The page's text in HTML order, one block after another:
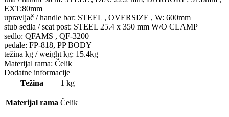
EXT:80mm
upravljač / handle bar: STEEL , OVERSIZE , W: 600mm
stub sedla / seat post: STEEL 25.4 x 350 mm W/O CLAMP
sedlo: QFAMS , QF-3200
pedale: FP-818, PP BODY
težina kg / weight kg: 15.4kg
Materijal rama: Čelik
Dodatne informacije
Težina
1 kg
Materijal rama Čelik